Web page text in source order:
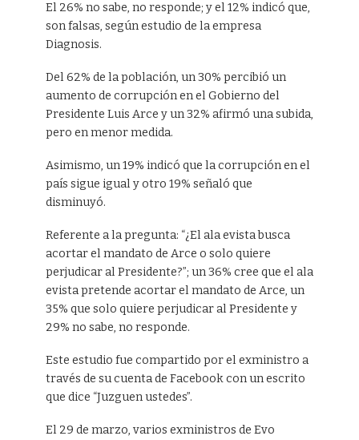
El 26% no sabe, no responde; y el 12% indicó que,
son falsas, según estudio de la empresa
Diagnosis.
Del 62% de la población, un 30% percibió un
aumento de corrupción en el Gobierno del
Presidente Luis Arce y un 32% afirmó una subida,
pero en menor medida.
Asimismo, un 19% indicó que la corrupción en el
país sigue igual y otro 19% señaló que
disminuyó.
Referente a la pregunta: “¿El ala evista busca
acortar el mandato de Arce o solo quiere
perjudicar al Presidente?”; un 36% cree que el ala
evista pretende acortar el mandato de Arce, un
35% que solo quiere perjudicar al Presidente y
29% no sabe, no responde.
Este estudio fue compartido por el exministro a
través de su cuenta de Facebook con un escrito
que dice “Juzguen ustedes”.
El 29 de marzo, varios exministros de Evo